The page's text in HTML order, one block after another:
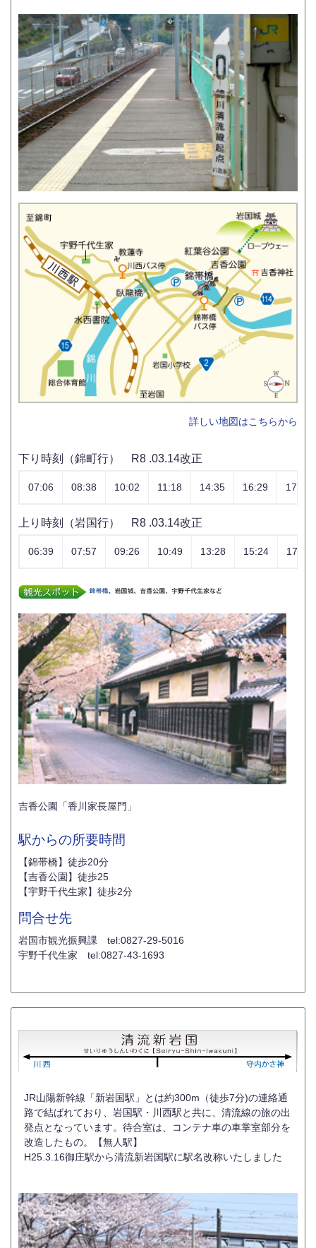
詳しい地図はこちらから
下り時刻（錦町行） R8 .03.14改正
07:06 08:38 10:02 11:18 14:35 16:29 17:53
上り時刻（岩国行） R8 .03.14改正
06:39 07:57 09:26 10:49 13:28 15:24 17:18
吉香公園「香川家長屋門」
駅からの所要時間
【錦帯橋】徒歩20分
【吉香公園】徒歩25
【宇野千代生家】徒歩2分
問合せ先
岩国市観光振興課 tel:0827-29-5016
宇野千代生家 tel:0827-43-1693
JR山陽新幹線「新岩国駅」とは約300m（徒歩7分)の連絡通
路で結ばれており、岩国駅・川西駅と共に、清流線の旅の出
発点となっています。待合室は、コンテナ車の車掌室部分を
改造したもの。【無人駅】
H25.3.16御庄駅から清流新岩国駅に駅名改称いたしました